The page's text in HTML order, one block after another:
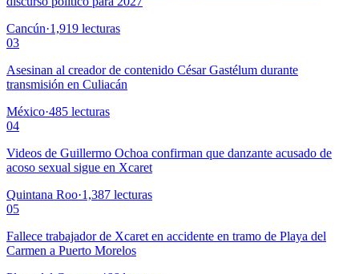
Cancún·1,919 lecturas
03
Asesinan al creador de contenido César Gastélum durante
transmisión en Culiacán
México·485 lecturas
04
Videos de Guillermo Ochoa confirman que danzante acusado de
acoso sexual sigue en Xcaret
Quintana Roo·1,387 lecturas
05
Fallece trabajador de Xcaret en accidente en tramo de Playa del
Carmen a Puerto Morelos